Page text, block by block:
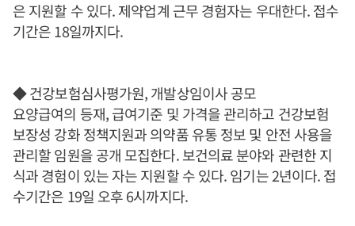
은 지원할 수 있다. 제약업계 근무 경험자는 우대한다. 접수
기간은 18일까지다.
◆ 건강보험심사평가원, 개발상임이사 공모
요양급여의 등재, 급여기준 및 가격을 관리하고 건강보험
보장성 강화 정책지원과 의약품 유통 정보 및 안전 사용을
관리할 임원을 공개 모집한다. 보건의료 분야와 관련한 지
식과 경험이 있는 자는 지원할 수 있다. 임기는 2년이다. 접
수기간은 19일 오후 6시까지다.